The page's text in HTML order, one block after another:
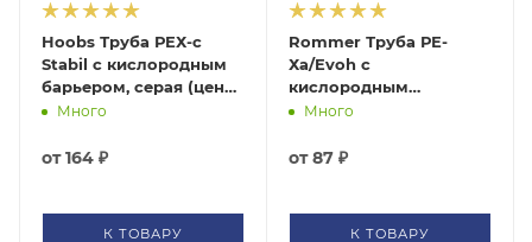
Hoobs Труба РЕХ-c
Stabil с кислородным
барьером, серая (цена
за 1 м)
Много
от164 ₽
К ТОВАРУ
Rommer Труба РЕ-
Ха/Evoh с
кислородным
барьером для
водоснабжения, серая
Много
от87 ₽
К ТОВАРУ